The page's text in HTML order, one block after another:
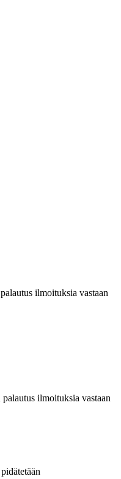
ilmoituksia vastaan
ilmoituksia vastaan